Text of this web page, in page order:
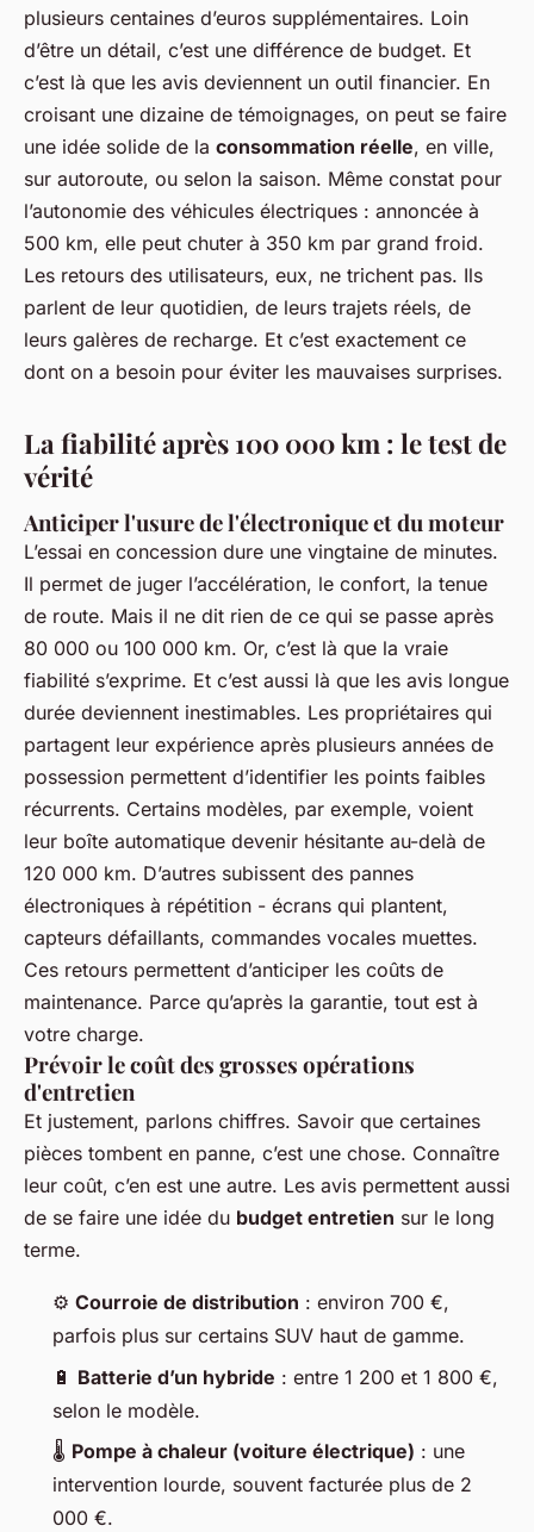
plusieurs centaines d’euros supplémentaires. Loin
d’être un détail, c’est une différence de budget. Et
c’est là que les avis deviennent un outil financier. En
croisant une dizaine de témoignages, on peut se faire
une idée solide de la consommation réelle, en ville,
sur autoroute, ou selon la saison. Même constat pour
l’autonomie des véhicules électriques : annoncée à
500 km, elle peut chuter à 350 km par grand froid.
Les retours des utilisateurs, eux, ne trichent pas. Ils
parlent de leur quotidien, de leurs trajets réels, de
leurs galères de recharge. Et c’est exactement ce
dont on a besoin pour éviter les mauvaises surprises.
La fiabilité après 100 000 km : le test de
vérité
Anticiper l'usure de l'électronique et du moteur
L’essai en concession dure une vingtaine de minutes.
Il permet de juger l’accélération, le confort, la tenue
de route. Mais il ne dit rien de ce qui se passe après
80 000 ou 100 000 km. Or, c’est là que la vraie
fiabilité s’exprime. Et c’est aussi là que les avis longue
durée deviennent inestimables. Les propriétaires qui
partagent leur expérience après plusieurs années de
possession permettent d’identifier les points faibles
récurrents. Certains modèles, par exemple, voient
leur boîte automatique devenir hésitante au-delà de
120 000 km. D’autres subissent des pannes
électroniques à répétition - écrans qui plantent,
capteurs défaillants, commandes vocales muettes.
Ces retours permettent d’anticiper les coûts de
maintenance. Parce qu’après la garantie, tout est à
votre charge.
Prévoir le coût des grosses opérations
d'entretien
Et justement, parlons chiffres. Savoir que certaines
pièces tombent en panne, c’est une chose. Connaître
leur coût, c’en est une autre. Les avis permettent aussi
de se faire une idée du budget entretien sur le long
terme.
⚙️ Courroie de distribution : environ 700 €,
parfois plus sur certains SUV haut de gamme.
🔋 Batterie d’un hybride : entre 1 200 et 1 800 €,
selon le modèle.
🌡️ Pompe à chaleur (voiture électrique) : une
intervention lourde, souvent facturée plus de 2
000 €.